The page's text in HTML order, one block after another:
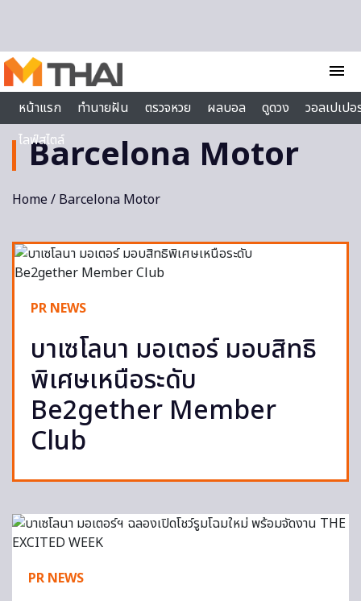
menu
หน้าแรก
ทำนายฝัน ตรวจหวย ผลบอล ดูดวง
วอลเปเป
ไลฟ์สไตล์
Barcelona Motor
Home/ Barcelona Motor
PR NEWS
บาเซโลนา มอเตอร์ มอบสิทธิ
พิเศษเหนือระดับ
Be2gether Member
Club
PR NEWS